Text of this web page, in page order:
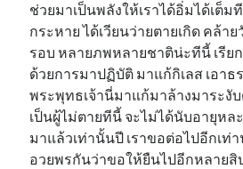
ช่วยมาเป็นพลังให้เราได้อิ่มได้เต็ม
กระหาย ได้เวียนว่ายตายเกิด คล้า
รอบ หลายภพหลายชาติน่ะทีนี้ เรีย
ด้วยการมาปฏิบัติ มาแก้กิเลส เอา
พระพุทธเจ้านี่มาแก้มาล้างมาระงับ
เป็นผู้ไม่ตายทีนี้ จะไม่ได้นับอายุหล
มาแล้วเท่านั้นปี เราขอต่อไปอีกเท่
อวยพรกันว่าขอให้ยืนไปอีกหลายสิ